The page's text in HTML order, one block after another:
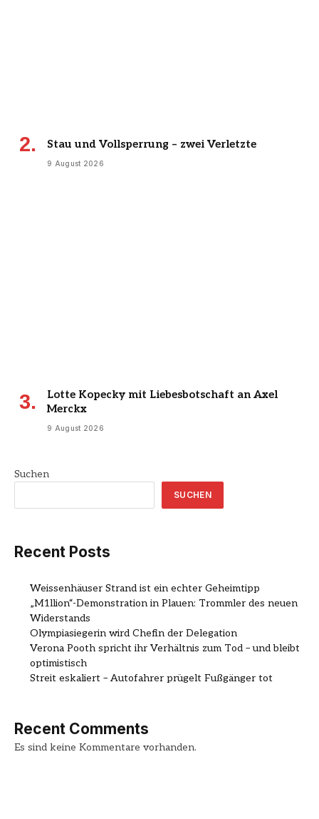
Stau und Vollsperrung – zwei Verletzte
9 August 2026
Lotte Kopecky mit Liebesbotschaft an Axel
Merckx
9 August 2026
Suchen
SUCHEN
Recent Posts
Weissenhäuser Strand ist ein echter Geheimtipp
„M1llion“-Demonstration in Plauen: Trommler des neuen
Widerstands
Olympiasiegerin wird Chefin der Delegation
Verona Pooth spricht ihr Verhältnis zum Tod – und bleibt
optimistisch
Streit eskaliert – Autofahrer prügelt Fußgänger tot
Recent Comments
Es sind keine Kommentare vorhanden.